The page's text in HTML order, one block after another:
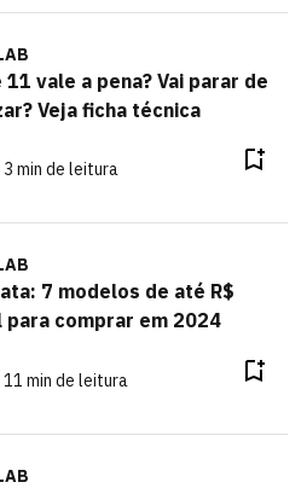
11 vale a pena? Vai parar de
Veja ficha técnica
3 min de leitura
7 modelos de até R$
para comprar em 2024
11 min de leitura